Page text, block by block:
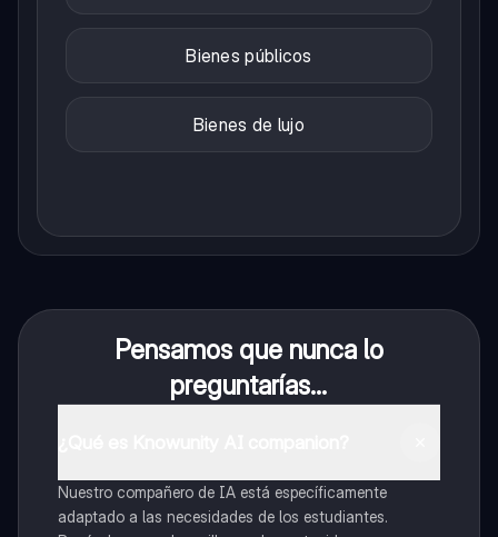
Bienes públicos
Bienes de lujo
Pensamos que nunca lo
preguntarías...
Nuestro compañero de IA está específicamente
adaptado a las necesidades de los estudiantes.